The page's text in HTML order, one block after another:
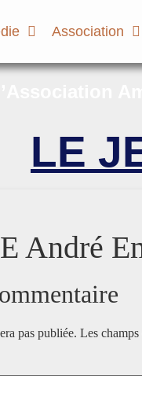
Association
LE
André
pas publiée. Les